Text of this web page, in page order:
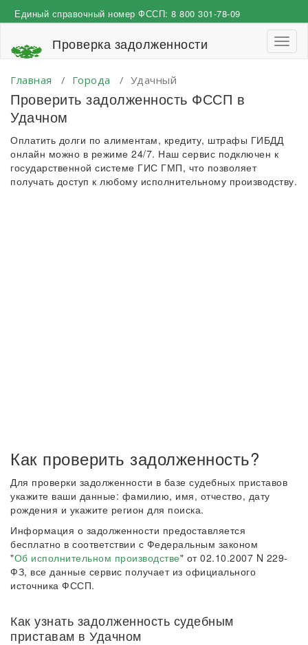
к
Единый справочный номер ФССП: 8 800 301-78-09
Проверка задолженности
Главная / Города / Удачный
Проверить задолженность ФССП в
Удачном
Оплатить долги по алиментам, кредиту, штрафы ГИБДД
онлайн можно в режиме 24/7. Наш сервис подключен к
государственной системе ГИС ГМП, что позволяет
получать доступ к любому исполнительному производству.
Как проверить задолженность?
Для проверки задолженности в базе судебных приставов
укажите ваши данные: фамилию, имя, отчество, дату
рождения и укажите регион для поиска.
Информация о задолженности предоставляется
бесплатно в соответствии с Федеральным законом
"Об исполнительном производстве" от 02.10.2007 N 229-
ФЗ, все данные сервис получает из официального
источника ФССП.
Как узнать задолженность судебным
приставам в Удачном